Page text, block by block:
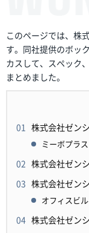
このページでは、株
す。同社提供のボッ
カスして、スペック
まとめました。
株式会社ゼン
ミーボプラス
株式会社ゼン
株式会社ゼン
オフィスビ
株式会社ゼン